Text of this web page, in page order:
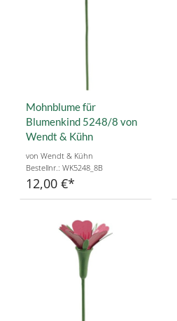
Mohnblume für
Blumenkind 5248/8 von
Wendt & Kühn
von Wendt & Kühn
Bestellnr.: WK5248_8B
12,00 €